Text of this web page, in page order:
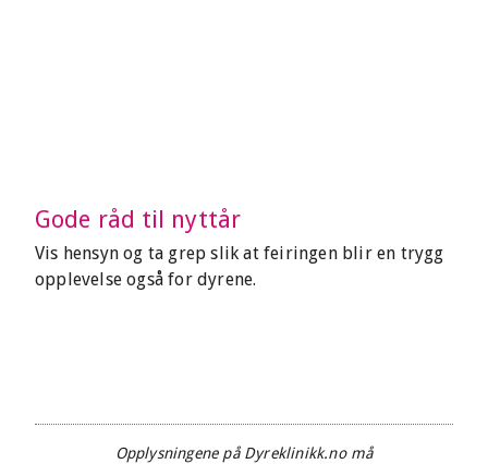
Gode råd til nyttår
Vis hensyn og ta grep slik at feiringen blir en trygg
opplevelse også for dyrene.
Opplysningene på Dyreklinikk.no må